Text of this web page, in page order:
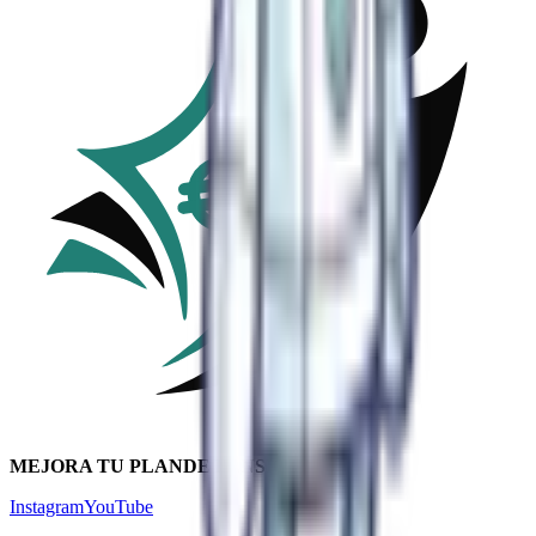
MEJORA TU PLANDE PENSIONES
InstagramYouTube